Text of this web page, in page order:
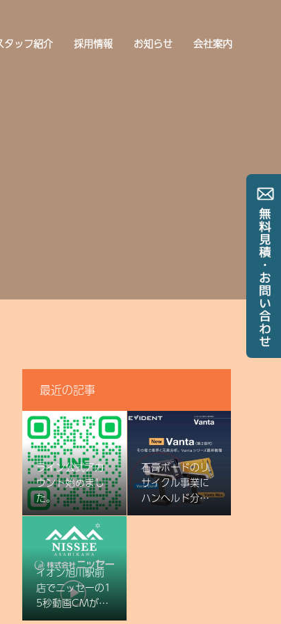
タッフ紹介 採用情報 お知らせ 会社案内
最近の記事
ライン公式アカ
ウント始めまし
た。
石膏ボードのリ
サイクル事業に
ハンヘルド分析
計を導入しまし
イオン旭川駅前
店でニッセーの1
5秒動画CMが放
映されています